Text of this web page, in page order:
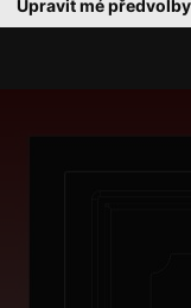
Upravit mé předvolby